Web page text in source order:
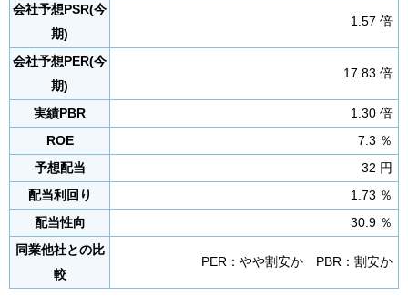
会社予想PSR(今
期)
1.57 倍
会社予想PER(今
期)
17.83 倍
実績PBR
1.30 倍
ROE
7.3 ％
予想配当
32 円
配当利回り
1.73 ％
配当性向
30.9 ％
同業他社との比
較
PER：やや割安か PBR：割安か